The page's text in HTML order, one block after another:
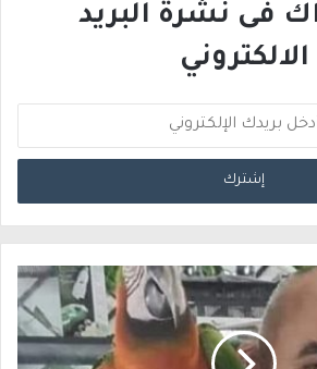
فى نشرة البريد
الالكتروني